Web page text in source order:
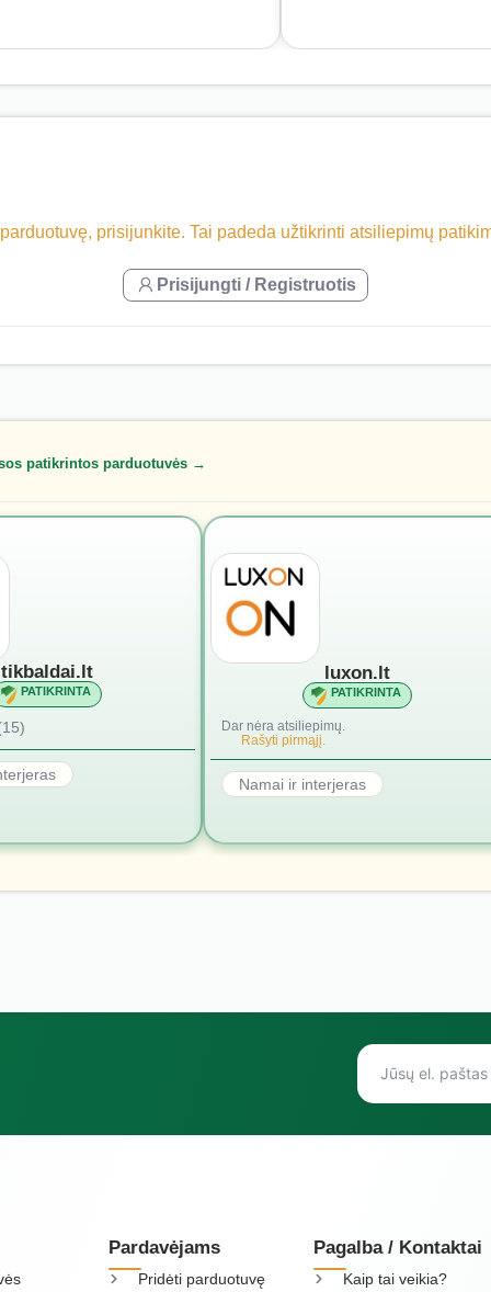
prisijunkite. Tai padeda užtikrinti atsiliepimų
Prisijungti / Registruotis
patikrintos parduotuvės →
tikbaldai.lt
PATIKRINTA
luxon.lt
PATIKRINTA
Dar nėra atsiliepimų.
Rašyti pirmąjį.
Namai ir interjeras
Pardavėjams
Pridėti parduotuvę
Pagalba / Kontaktai
Kaip tai veikia?